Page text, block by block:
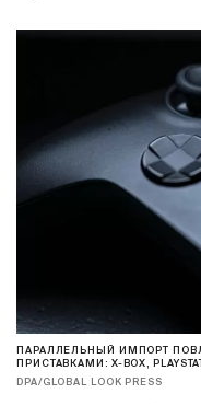
ПАРАЛЛЕЛЬНЫЙ ИМПОРТ
ПРИСТАВКАМИ: X-BOX,
DPA/GLOBAL LOOK PRESS